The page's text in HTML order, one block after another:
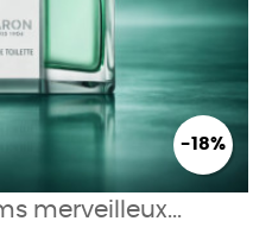
-18%
merveilleux...